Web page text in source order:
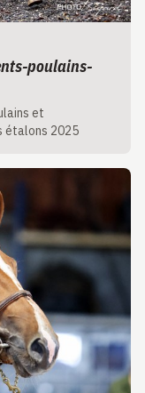
poulains-
et
étalons 2025